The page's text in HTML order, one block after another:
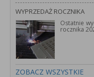
WYPRZEDAŻ ROCZNIKA
Ostatnie
rocznika
ZOBACZ WSZYSTKIE